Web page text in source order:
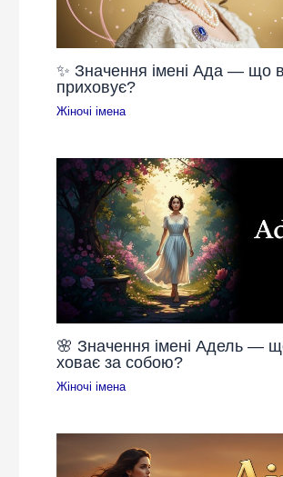
✨ Значення імені Ада — що
приховує?
Жіночі імена
🌸 Значення імені Адель —
ховає за собою?
Жіночі імена